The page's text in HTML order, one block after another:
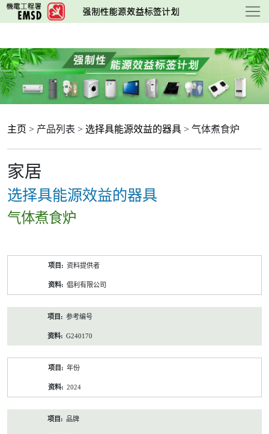
跳
至
要
内
容
主页 > 产品列表 > 选择具能源效益的器具 > 气体煮食炉
家居
选择具能源效益的器具
气体煮食炉
资料提供者
倡利有限公司
参考编号
G240170
年份
2024
品牌